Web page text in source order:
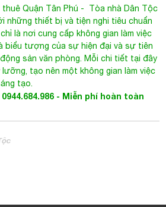
Quận Tân Phú - Tòa nhà Dân Tộc
những thiết bị và tiện nghi tiêu chuẩn
là nơi cung cấp không gian làm việc
biểu tượng của sự hiện đại và sự tiên
sản văn phòng. Mỗi chi tiết tại đây
tạo nên một không gian làm việc
tạo.
- Miễn phí hoàn toàn